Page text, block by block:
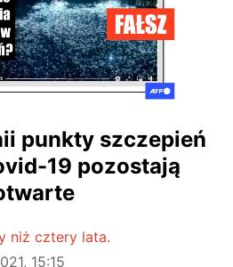
punkty szczepień
19 pozostają
niż cztery lata.
15:15